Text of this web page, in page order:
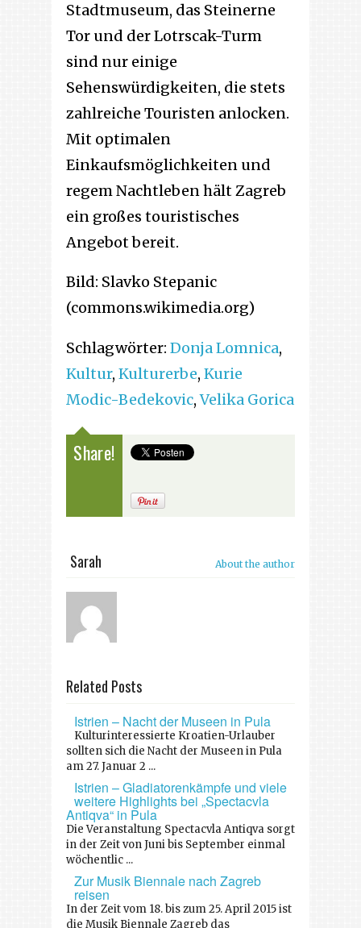
Stadtmuseum, das Steinerne
Tor und der Lotrscak-Turm
sind nur einige
Sehenswürdigkeiten, die stets
zahlreiche Touristen anlocken.
Mit optimalen
Einkaufsmöglichkeiten und
regem Nachtleben hält Zagreb
ein großes touristisches
Angebot bereit.
Bild: Slavko Stepanic
(commons.wikimedia.org)
Schlagwörter: Donja Lomnica,
Kultur, Kulturerbe, Kurie
Modic-Bedekovic,Velika Gorica
Share!
Sarah About the author
Related Posts
Istrien – Nacht der Museen in Pula
Kulturinteressierte Kroatien-Urlauber
sollten sich die Nacht der Museen in Pula
am 27. Januar 2 ...
Istrien – Gladiatorenkämpfe und viele
weitere Highlights bei „Spectacvla
Antiqva“ in Pula
Die Veranstaltung Spectacvla Antiqva sorgt
in der Zeit von Juni bis September einmal
wöchentlic ...
Zur Musik Biennale nach Zagreb
reisen
In der Zeit vom 18. bis zum 25. April 2015 ist
die Musik Biennale Zagreb das